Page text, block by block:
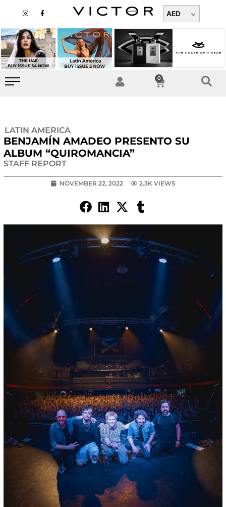
content
n
a
g
r
a
m
a
b
o
o
k
-
AED
0
Cart
LATIN AMERICA
BENJAMÍN AMADEO PRESENTO SU
ALBUM “QUIROMANCIA”
STAFF REPORT
NOVEMBER 22, 2022 2.3K VIEWS